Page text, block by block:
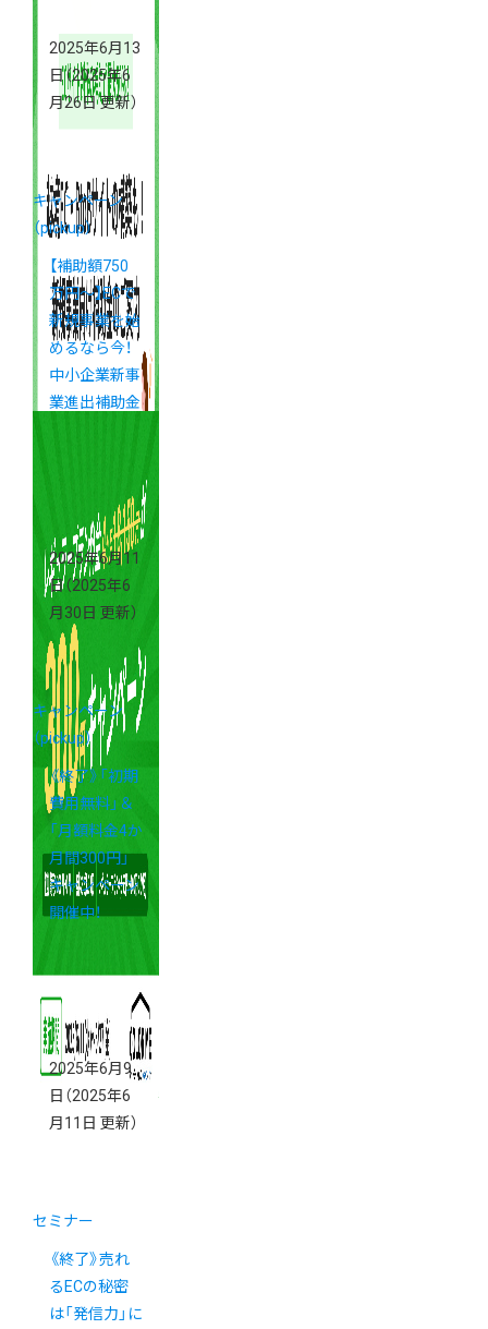
2025年6月13
日（2025年6
月26日 更新）
キャンペーン
（pickup）
【補助額750
万円〜】ECで
新規事業を始
めるなら今！
中小企業新事
業進出補助金
2025年6月11
日（2025年6
月30日 更新）
キャンペーン
（pickup）
《終了》「初期
費用無料」＆
「月額料金4か
月間300円」
キャンペーン
開催中！
2025年6月9
日 （2025年6
月11日 更新）
セミナー
《終了》売れ
るECの秘密
は「発信力」に